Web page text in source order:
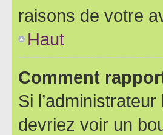
raisons de votre
Haut
Comment
Si
devriez voir un